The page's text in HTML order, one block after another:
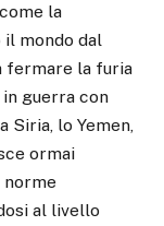
la
mondo dal
fermare la furia
in guerra con
Siria, lo Yemen,
ormai
norme
al livello